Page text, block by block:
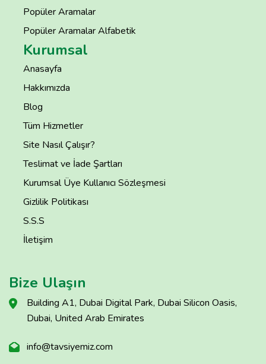
Popüler Aramalar
Popüler Aramalar Alfabetik
Kurumsal
Anasayfa
Hakkımızda
Blog
Tüm Hizmetler
Site Nasıl Çalışır?
Teslimat ve İade Şartları
Kurumsal Üye Kullanıcı Sözleşmesi
Gizlilik Politikası
S.S.S
İletişim
Bize Ulaşın
Building A1, Dubai Digital Park, Dubai Silicon Oasis,
Dubai, United Arab Emirates
info@tavsiyemiz.com